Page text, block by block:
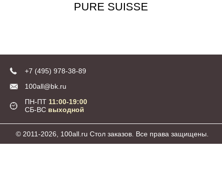
PURE SUISSE
+7 (495) 978-38-89
100all@bk.ru
ПН-ПТ 11:00-19:00
СБ-ВС выходной
© 2011-2026, 100all.ru Стол заказов. Все права защищены.